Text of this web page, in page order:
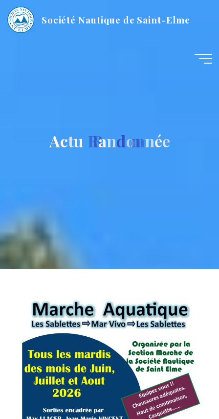
Société Nautique de Saint-Elme
Actu Randonnée